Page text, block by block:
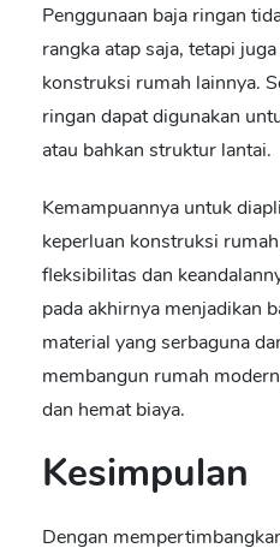
Penggunaan baja ringan
rangka atap saja, tetapi
konstruksi rumah lainnya.
ringan dapat digunakan
atau bahkan struktur lantai.
Kemampuannya untuk
keperluan konstruksi
fleksibilitas dan
pada akhirnya menjadikan
material yang serbaguna
membangun rumah
dan hemat biaya.
Kesimpulan
Dengan